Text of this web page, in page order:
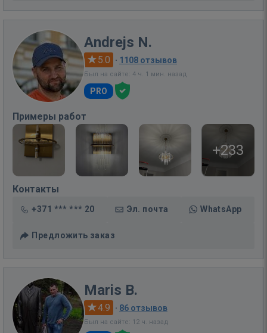
Andrejs N.
5.0 · 1108 отзывов
Был на сайте: 4 ч. 1 мин. назад
PRO
Примеры работ
+233
Контакты
+371 *** *** 20 Эл. почта WhatsApp
Предложить заказ
Maris B.
4.9 · 86 отзывов
Был на сайте: 12 ч. назад